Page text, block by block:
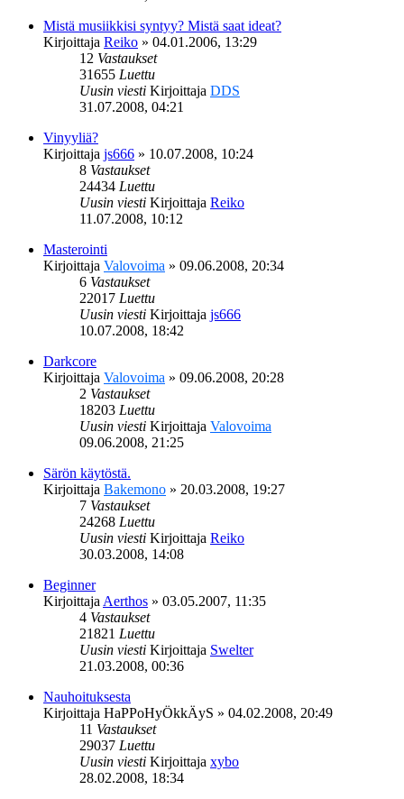
Mistä musiikkisi syntyy? Mistä saat ideat?
Kirjoittaja Reiko » 04.01.2006, 13:29
12 Vastaukset
31655 Luettu
Uusin viesti Kirjoittaja DDS
31.07.2008, 04:21
Vinyyliä?
Kirjoittaja js666 » 10.07.2008, 10:24
8 Vastaukset
24434 Luettu
Uusin viesti Kirjoittaja Reiko
11.07.2008, 10:12
Masterointi
Kirjoittaja Valovoima » 09.06.2008, 20:34
6 Vastaukset
22017 Luettu
Uusin viesti Kirjoittaja js666
10.07.2008, 18:42
Darkcore
Kirjoittaja Valovoima » 09.06.2008, 20:28
2 Vastaukset
18203 Luettu
Uusin viesti Kirjoittaja Valovoima
09.06.2008, 21:25
Särön käytöstä.
Kirjoittaja Bakemono » 20.03.2008, 19:27
7 Vastaukset
24268 Luettu
Uusin viesti Kirjoittaja Reiko
30.03.2008, 14:08
Beginner
Kirjoittaja Aerthos » 03.05.2007, 11:35
4 Vastaukset
21821 Luettu
Uusin viesti Kirjoittaja Swelter
21.03.2008, 00:36
Nauhoituksesta
Kirjoittaja HaPPoHyÖkkÄyS » 04.02.2008, 20:49
11 Vastaukset
29037 Luettu
Uusin viesti Kirjoittaja xybo
28.02.2008, 18:34